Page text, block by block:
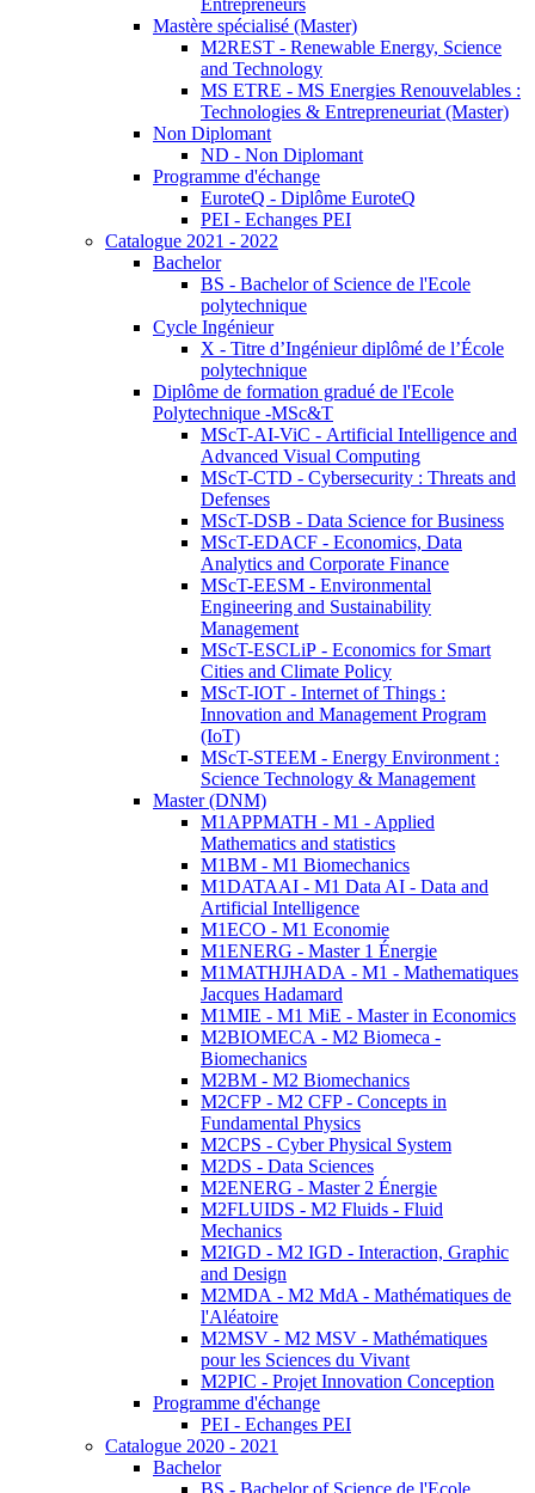
Entrepreneurs
Mastère spécialisé (Master)
M2REST - Renewable Energy, Science
and Technology
MS ETRE - MS Energies Renouvelables :
Technologies & Entrepreneuriat (Master)
Non Diplomant
ND - Non Diplomant
Programme d'échange
EuroteQ - Diplôme EuroteQ
PEI - Echanges PEI
Catalogue 2021 - 2022
Bachelor
BS - Bachelor of Science de l'Ecole
polytechnique
Cycle Ingénieur
X - Titre d’Ingénieur diplômé de l’École
polytechnique
Diplôme de formation gradué de l'Ecole
Polytechnique -MSc&T
MScT-AI-ViC - Artificial Intelligence and
Advanced Visual Computing
MScT-CTD - Cybersecurity : Threats and
Defenses
MScT-DSB - Data Science for Business
MScT-EDACF - Economics, Data
Analytics and Corporate Finance
MScT-EESM - Environmental
Engineering and Sustainability
Management
MScT-ESCLiP - Economics for Smart
Cities and Climate Policy
MScT-IOT - Internet of Things :
Innovation and Management Program
(IoT)
MScT-STEEM - Energy Environment :
Science Technology & Management
Master (DNM)
M1APPMATH - M1 - Applied
Mathematics and statistics
M1BM - M1 Biomechanics
M1DATAAI - M1 Data AI - Data and
Artificial Intelligence
M1ECO - M1 Economie
M1ENERG - Master 1 Énergie
M1MATHJHADA - M1 - Mathematiques
Jacques Hadamard
M1MIE - M1 MiE - Master in Economics
M2BIOMECA - M2 Biomeca -
Biomechanics
M2BM - M2 Biomechanics
M2CFP - M2 CFP - Concepts in
Fundamental Physics
M2CPS - Cyber Physical System
M2DS - Data Sciences
M2ENERG - Master 2 Énergie
M2FLUIDS - M2 Fluids - Fluid
Mechanics
M2IGD - M2 IGD - Interaction, Graphic
and Design
M2MDA - M2 MdA - Mathématiques de
l'Aléatoire
M2MSV - M2 MSV - Mathématiques
pour les Sciences du Vivant
M2PIC - Projet Innovation Conception
Programme d'échange
PEI - Echanges PEI
Catalogue 2020 - 2021
Bachelor
BS - Bachelor of Science de l'Ecole